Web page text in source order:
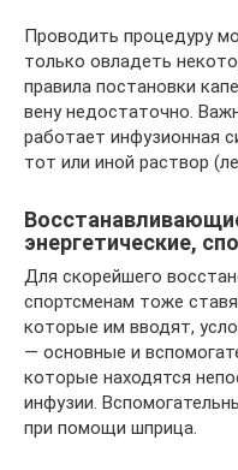
Проводить процедуру
только овладеть
правила постановки
вену недостаточно.
работает инфузионная
тот или иной раствор
энергетические,
Для скорейшего
спортсменам тоже
которые им вводят,
— основные и
которые находятся
инфузии.
при помощи шприца.